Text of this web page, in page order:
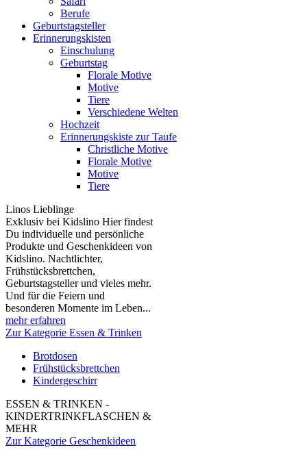
Berufe
Geburtstagsteller
Erinnerungskisten
Einschulung
Geburtstag
Florale Motive
Motive
Tiere
Verschiedene Welten
Hochzeit
Erinnerungskiste zur Taufe
Christliche Motive
Florale Motive
Motive
Tiere
Linos Lieblinge
Exklusiv bei Kidslino Hier findest
Du individuelle und persönliche
Produkte und Geschenkideen von
Kidslino. Nachtlichter,
Frühstücksbrettchen,
Geburtstagsteller und vieles mehr.
Und für die Feiern und
besonderen Momente im Leben...
mehr erfahren
Zur Kategorie Essen & Trinken
Brotdosen
Frühstücksbrettchen
Kindergeschirr
ESSEN & TRINKEN -
KINDERTRINKFLASCHEN &
MEHR
Zur Kategorie Geschenkideen